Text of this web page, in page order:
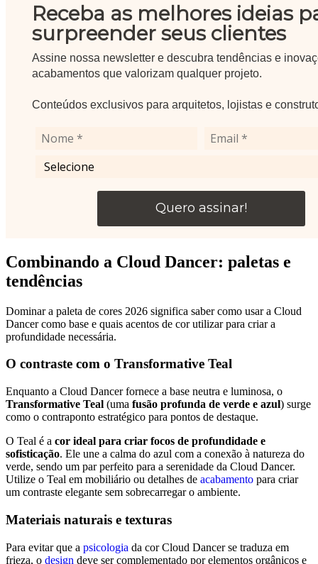
Receba as melhores ideias
surpreender seus clientes
Assine nossa newsletter e descubra tendências e
acabamentos que valorizam qualquer projeto.
Conteúdos exclusivos para arquitetos, lojistas e
Quero assinar!
Combinando a Cloud Dancer: paletas e
tendências
Dominar a paleta de cores 2026 significa saber como usar a Cloud
Dancer como base e quais acentos de cor utilizar para criar a
profundidade necessária.
O contraste com o Transformative Teal
Enquanto a Cloud Dancer fornece a base neutra e luminosa, o
Transformative Teal (uma fusão profunda de verde e azul) surge
como o contraponto estratégico para pontos de destaque.
O Teal é a cor ideal para criar focos de profundidade e
sofisticação. Ele une a calma do azul com a conexão à natureza do
verde, sendo um par perfeito para a serenidade da Cloud Dancer.
Utilize o Teal em mobiliário ou detalhes de acabamento para criar
um contraste elegante sem sobrecarregar o ambiente.
Materiais naturais e texturas
Para evitar que a psicologia da cor Cloud Dancer se traduza em
frieza, o design deve ser complementado por elementos orgânicos e